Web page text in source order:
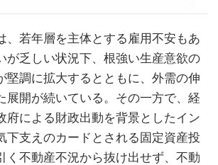
、若年層を主体とする雇用不安もあ
が乏しい状況下、根強い生産意欲の
堅調に拡大するとともに、外需の伸
展開が続いている。その一方で、経
府による財政出動を背景としたイン
下支えのカードとされる固定資産投
く不動産不況から抜け出せず、不動